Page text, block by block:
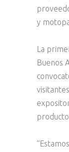
y
La
Buenos